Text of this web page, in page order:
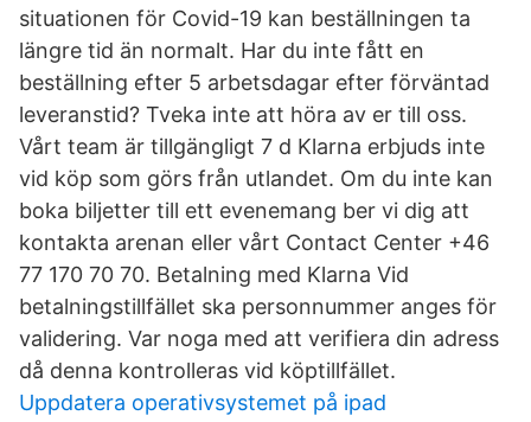
situationen för Covid-19 kan beställningen ta
längre tid än normalt. Har du inte fått en
beställning efter 5 arbetsdagar efter förväntad
leveranstid? Tveka inte att höra av er till oss.
Vårt team är tillgängligt 7 d Klarna erbjuds inte
vid köp som görs från utlandet. Om du inte kan
boka biljetter till ett evenemang ber vi dig att
kontakta arenan eller vårt Contact Center +46
77 170 70 70. Betalning med Klarna Vid
betalningstillfället ska personnummer anges för
validering. Var noga med att verifiera din adress
då denna kontrolleras vid köptillfället.
Uppdatera operativsystemet på ipad